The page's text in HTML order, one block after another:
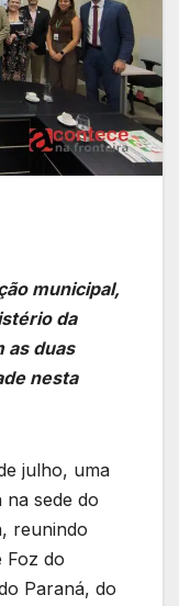
municipal,
da
as duas
nesta
julho, uma
sede do
reunindo
Foz do
Paraná, do